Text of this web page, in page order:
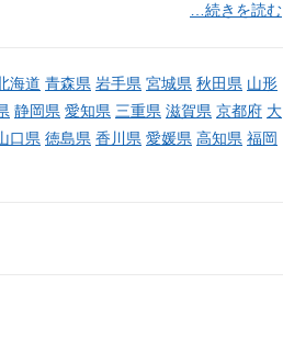
…続きを読む
海道 青森県 岩手県 宮城県 秋田県 山形
静岡県 愛知県 三重県 滋賀県 京都府 大
口県 徳島県 香川県 愛媛県 高知県 福岡